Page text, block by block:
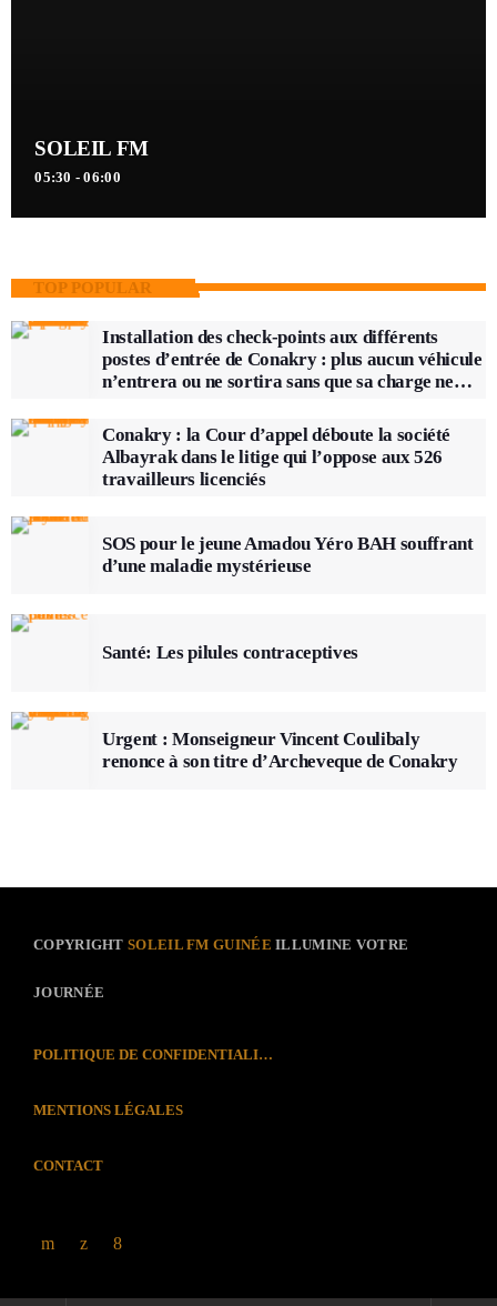
SOLEIL FM
05:30 - 06:00
TOP POPULAR
Installation des check-points aux différents
postes d’entrée de Conakry : plus aucun véhicule
n’entrera ou ne sortira sans que sa charge ne
Conakry : la Cour d’appel déboute la société
Albayrak dans le litige qui l’oppose aux 526
travailleurs licenciés
SOS pour le jeune Amadou Yéro BAH souffrant
d’une maladie mystérieuse
Santé: Les pilules contraceptives
Urgent : Monseigneur Vincent Coulibaly
renonce à son titre d’Archeveque de Conakry
COPYRIGHTSOLEIL FM GUINÉE ILLUMINE VOTRE
JOURNÉE
POLITIQUE DE CONFIDENTIALITÉ
MENTIONS LÉGALES
CONTACT